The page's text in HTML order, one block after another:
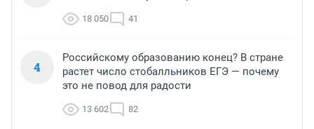
18 050 41
4
Российскому образованию конец? В стране
растет число стобалльников ЕГЭ — почему
это не повод для радости
13 602 82